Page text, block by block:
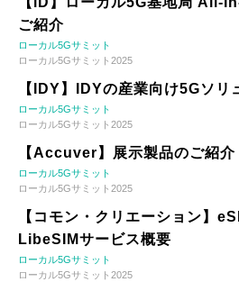
ご紹介
ローカル5Gサミット
ローカル5Gサミット2025
【IDY】IDYの産業向け5Gソリ
ローカル5Gサミット
ローカル5Gサミット2025
【Accuver】展示製品のご紹介
ローカル5Gサミット
ローカル5Gサミット2025
【コモン・クリエーション】
LibeSIMサービス概要
ローカル5Gサミット
ローカル5Gサミット2025